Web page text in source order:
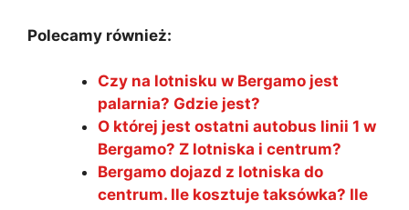
Polecamy również:
Czy na lotnisku w Bergamo jest
palarnia? Gdzie jest?
O której jest ostatni autobus linii 1 w
Bergamo? Z lotniska i centrum?
Bergamo dojazd z lotniska do
centrum. Ile kosztuje taksówka? Ile